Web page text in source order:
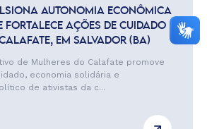
AUTONOMIA ECONÔMICA
FORTALECE AÇÕES DE CUIDADO
EM SALVADOR (BA)
de Mulheres do Calafate promove
economia solidária e
de ativistas da c...